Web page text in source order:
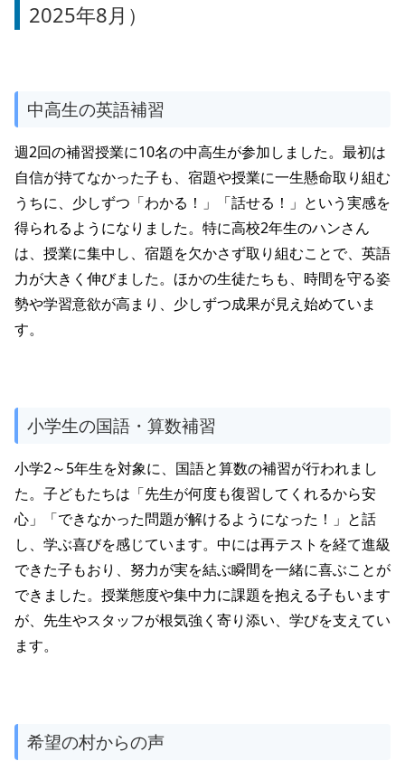
2025年8月）
中高生の英語補習
週2回の補習授業に10名の中高生が参加しました。最初は
自信が持てなかった子も、宿題や授業に一生懸命取り組む
うちに、少しずつ「わかる！」「話せる！」という実感を
得られるようになりました。特に高校2年生のハンさん
は、授業に集中し、宿題を欠かさず取り組むことで、英語
力が大きく伸びました。ほかの生徒たちも、時間を守る姿
勢や学習意欲が高まり、少しずつ成果が見え始めていま
す。
小学生の国語・算数補習
小学2～5年生を対象に、国語と算数の補習が行われまし
た。子どもたちは「先生が何度も復習してくれるから安
心」「できなかった問題が解けるようになった！」と話
し、学ぶ喜びを感じています。中には再テストを経て進級
できた子もおり、努力が実を結ぶ瞬間を一緒に喜ぶことが
できました。授業態度や集中力に課題を抱える子もいます
が、先生やスタッフが根気強く寄り添い、学びを支えてい
ます。
希望の村からの声